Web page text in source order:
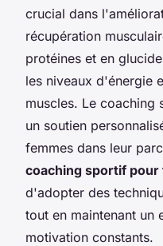
crucial dans
récupération
protéines et en
les niveaux d'énergie
muscles. Le coaching
un soutien
femmes dans leur
coaching sportif pour
d'adopter des
tout en maintenant un
motivation constants.